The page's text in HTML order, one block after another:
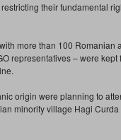
their fundamental
more than 100 Romanian
representatives – were kept
origin were planning to
minority village Hagi